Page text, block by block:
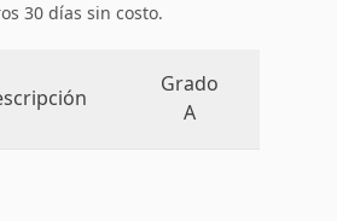
30 días sin costo.
Grado
A